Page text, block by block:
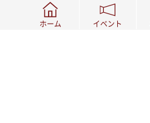
ホーム イベント